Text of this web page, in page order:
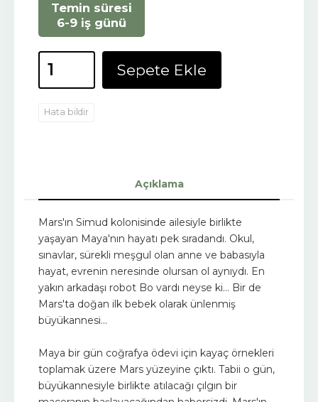
Temin süresi
6-9 iş günü
Sepete Ekle
Hata bildir
Açıklama
Mars'ın Simud kolonisinde ailesiyle birlikte
yaşayan Maya'nın hayatı pek sıradandı. Okul,
sınavlar, sürekli meşgul olan anne ve babasıyla
hayat, evrenin neresinde olursan ol aynıydı. En
yakın arkadaşı robot Bo vardı neyse ki… Bir de
Mars'ta doğan ilk bebek olarak ünlenmiş
büyükannesi…
Maya bir gün coğrafya ödevi için kayaç örnekleri
toplamak üzere Mars yüzeyine çıktı. Tabii o gün,
büyükannesiyle birlikte atılacağı çılgın bir